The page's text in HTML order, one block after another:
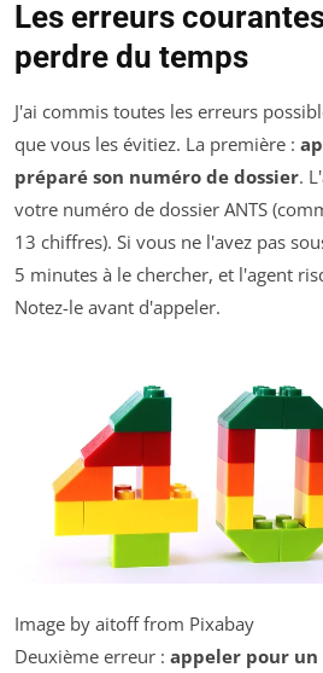
Les erreurs
perdre du temps
J'ai commis toutes les erreurs
que vous les évitiez. La première :
préparé son numéro de dossier.
votre numéro de dossier ANTS
13 chiffres). Si vous ne l'avez pas
5 minutes à le chercher, et l'agent
Notez-le avant d'appeler.
Image by aitoff from Pixabay
Deuxième erreur : appeler pour